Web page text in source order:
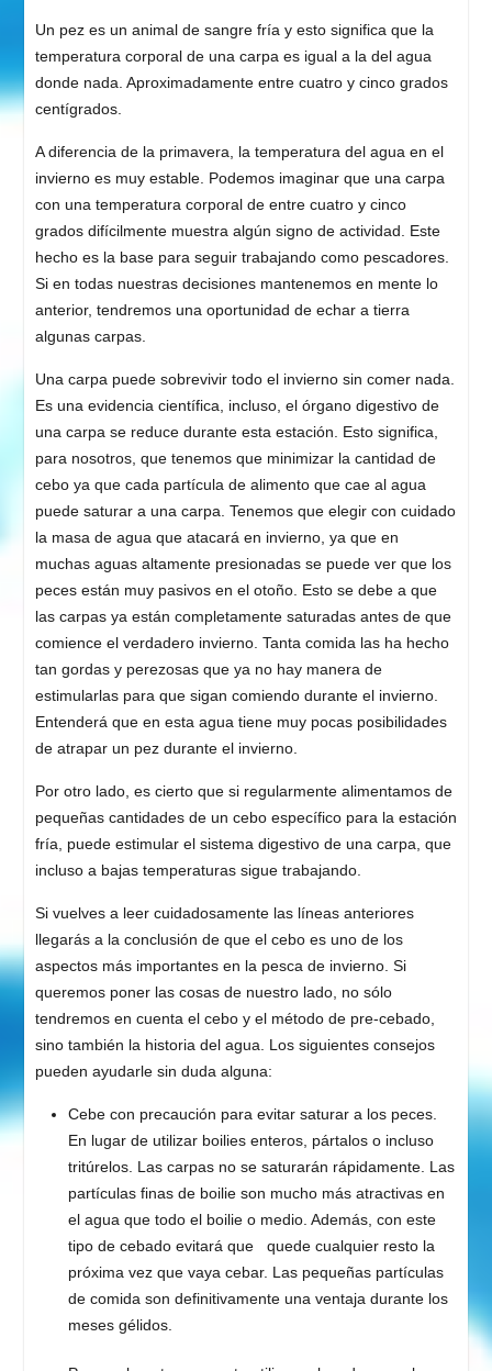
Un pez es un animal de sangre fría y esto significa que la
temperatura corporal de una carpa es igual a la del agua
donde nada. Aproximadamente entre cuatro y cinco grados
centígrados.
A diferencia de la primavera, la temperatura del agua en el
invierno es muy estable. Podemos imaginar que una carpa
con una temperatura corporal de entre cuatro y cinco
grados difícilmente muestra algún signo de actividad. Este
hecho es la base para seguir trabajando como pescadores.
Si en todas nuestras decisiones mantenemos en mente lo
anterior, tendremos una oportunidad de echar a tierra
algunas carpas.
Una carpa puede sobrevivir todo el invierno sin comer nada.
Es una evidencia científica, incluso, el órgano digestivo de
una carpa se reduce durante esta estación. Esto significa,
para nosotros, que tenemos que minimizar la cantidad de
cebo ya que cada partícula de alimento que cae al agua
puede saturar a una carpa. Tenemos que elegir con cuidado
la masa de agua que atacará en invierno, ya que en
muchas aguas altamente presionadas se puede ver que los
peces están muy pasivos en el otoño. Esto se debe a que
las carpas ya están completamente saturadas antes de que
comience el verdadero invierno. Tanta comida las ha hecho
tan gordas y perezosas que ya no hay manera de
estimularlas para que sigan comiendo durante el invierno.
Entenderá que en esta agua tiene muy pocas posibilidades
de atrapar un pez durante el invierno.
Por otro lado, es cierto que si regularmente alimentamos de
pequeñas cantidades de un cebo específico para la estación
fría, puede estimular el sistema digestivo de una carpa, que
incluso a bajas temperaturas sigue trabajando.
Si vuelves a leer cuidadosamente las líneas anteriores
llegarás a la conclusión de que el cebo es uno de los
aspectos más importantes en la pesca de invierno. Si
queremos poner las cosas de nuestro lado, no sólo
tendremos en cuenta el cebo y el método de pre-cebado,
sino también la historia del agua. Los siguientes consejos
pueden ayudarle sin duda alguna:
Cebe con precaución para evitar saturar a los peces.
En lugar de utilizar boilies enteros, pártalos o incluso
tritúrelos. Las carpas no se saturarán rápidamente. Las
partículas finas de boilie son mucho más atractivas en
el agua que todo el boilie o medio. Además, con este
tipo de cebado evitará que quede cualquier resto la
próxima vez que vaya cebar. Las pequeñas partículas
de comida son definitivamente una ventaja durante los
meses gélidos.